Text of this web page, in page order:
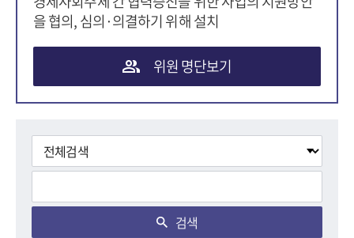
을 협의, 심의·의결하기 위해 설치
위원 명단보기
검색